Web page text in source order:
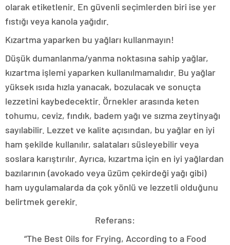
olarak etiketlenir. En güvenli seçimlerden biri ise yer
fıstığı veya kanola yağıdır.
Kızartma yaparken bu yağları kullanmayın!
Düşük dumanlanma/yanma noktasına sahip yağlar,
kızartma işlemi yaparken kullanılmamalıdır. Bu yağlar
yüksek ısıda hızla yanacak, bozulacak ve sonuçta
lezzetini kaybedecektir. Örnekler arasında keten
tohumu, ceviz, fındık, badem yağı ve sızma zeytinyağı
sayılabilir. Lezzet ve kalite açısından, bu yağlar en iyi
ham şekilde kullanılır, salataları süsleyebilir veya
soslara karıştırılır. Ayrıca, kızartma için en iyi yağlardan
bazılarının (avokado veya üzüm çekirdeği yağı gibi)
ham uygulamalarda da çok yönlü ve lezzetli olduğunu
belirtmek gerekir.
Referans:
“The Best Oils for Frying, According to a Food